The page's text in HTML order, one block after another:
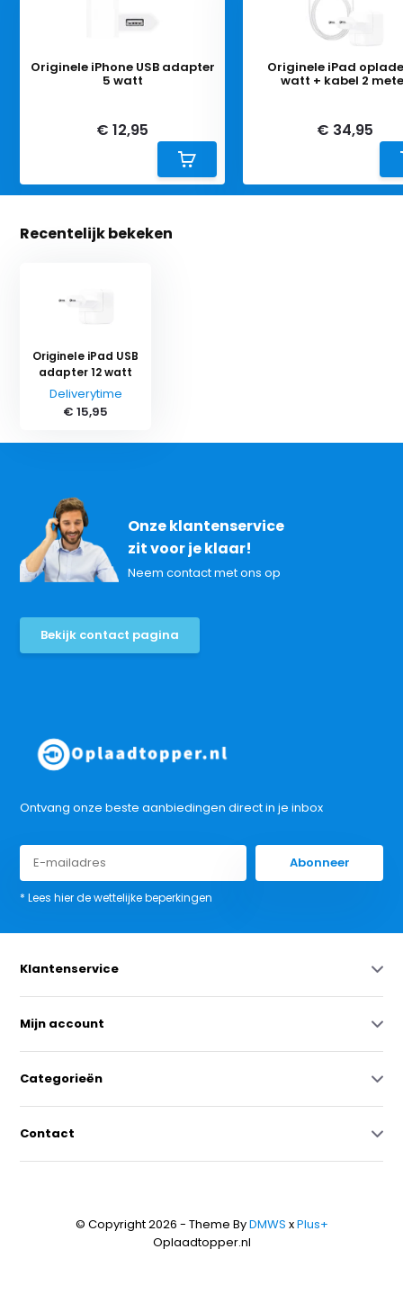
Originele iPhone USB adapter
5 watt
€ 12,95
Originele iPad
watt + kabel 2
€ 34,95
Recentelijk bekeken
Originele iPad USB
adapter 12 watt
Deliverytime
€ 15,95
Onze klantenservice
zit voor je klaar!
Neem contact met ons op
Bekijk contact pagina
Ontvang onze beste aanbiedingen direct in je inbox
Abonneer
* Lees hier de wettelijke beperkingen
Klantenservice
Mijn account
Categorieën
Contact
© Copyright 2026 - Theme ByDMWS xPlus+
Oplaadtopper.nl